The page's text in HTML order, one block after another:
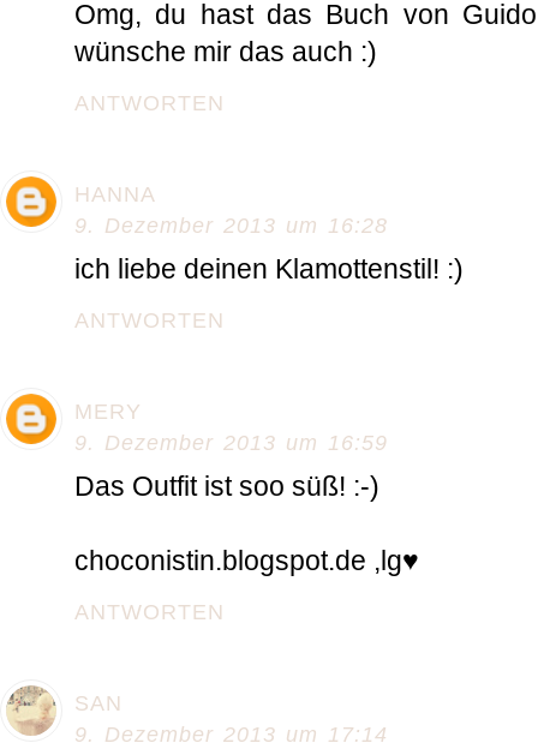
Omg, du hast das Buch von
wünsche mir das auch :)
ANTWORTEN
HANNA
9. Dezember 2013 um 16:28
ich liebe deinen Klamottenstil! :)
ANTWORTEN
MERY
9. Dezember 2013 um 16:59
Das Outfit ist soo süß! :-)
choconistin.blogspot.de ,lg♥
ANTWORTEN
SAN
9. Dezember 2013 um 17:14